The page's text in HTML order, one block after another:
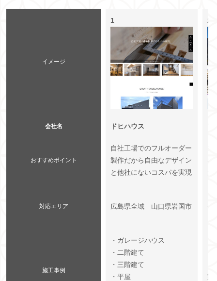
イメージ
1 2
会社名 ドヒハウス ア
おすすめポイント
自社工場でのフルオーダー
製作だから自由なデザイン
と他社にないコスパを実現
な
大
対応エリア 広島県全域 山口県岩国市 全
施工事例
・ガレージハウス
・二階建て
・三階建て
・平屋
家